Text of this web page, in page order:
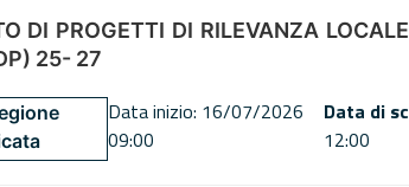
DI PROGETTI DI RILEVANZA
25- 27
Data inizio: 16/07/2026
09:00
Data di
12:00